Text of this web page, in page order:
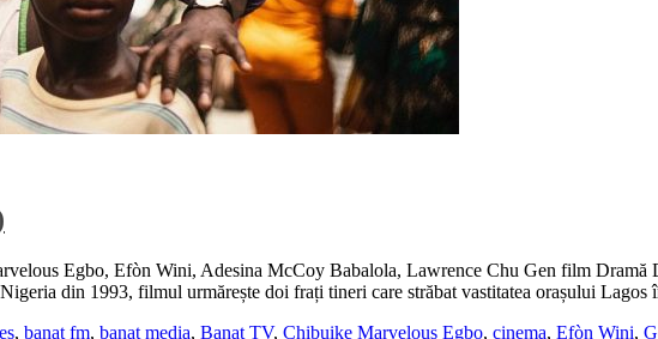
Egbo, Efòn Wini, Adesina McCoy Babalola, Lawrence Chu Gen film Dramă
din 1993, filmul urmărește doi frați tineri care străbat vastitatea orașului
, banat fm, banat media, Banat TV, Chibuike Marvelous Egbo, cinema, Efòn Wini,